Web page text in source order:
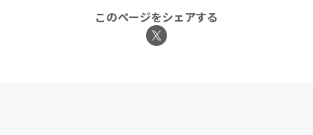
このページをシェアする